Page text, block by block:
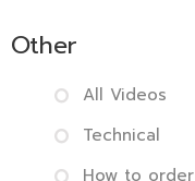
Other
All Videos
Technical
How to order